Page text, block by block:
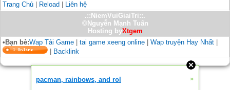
Trang Chủ
Reload
Liên hệ
.::NiemVuiGiaiTri::.
©Nguyễn Mạnh Tuấn
Hosting byXtgem
•Bạn bè:Wap Tải Game tai game xeeng online Wap truyện Hay Nhất
Backlink
pacman, rainbows, and rol »